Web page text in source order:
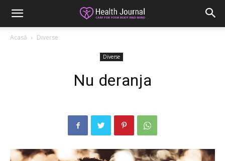
Acasă Diverse
Diverse
Nu deranja